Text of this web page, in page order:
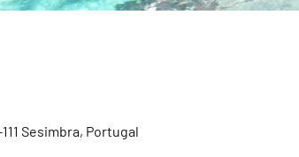
Sesimbra, Portugal